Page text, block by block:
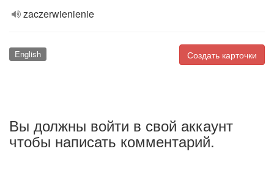
zaczerwienienie
Создать карточки
English
Вы должны войти в свой аккаунт
чтобы написать комментарий.